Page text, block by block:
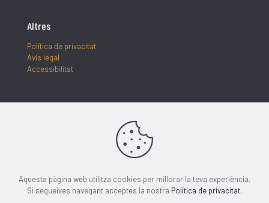
Altres
Política de privacitat
Avís legal
Accessibilitat
Segueix-nos
Aquesta pàgina web utilitza cookies per millorar la teva experiència.
Si segueixes navegant acceptes la nostra Política de privacitat.